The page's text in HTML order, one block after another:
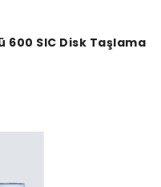
600 SIC Disk Taşlama